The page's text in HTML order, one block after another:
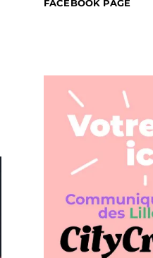
FACEBOOK PAGE